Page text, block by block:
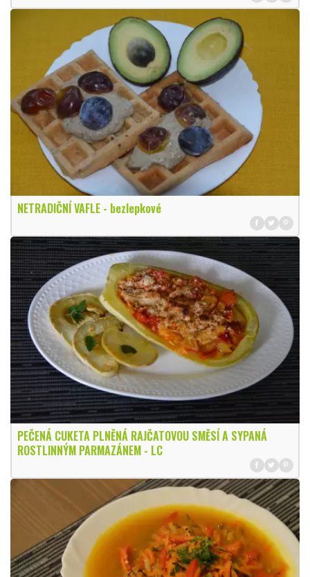
NETRADIČNÍ VAFLE - bezlepkové
PEČENÁ CUKETA PLNĚNÁ RAJČATOVOU SMĚSÍ A SYPANÁ
ROSTLINNÝM PARMAZÁNEM - LC